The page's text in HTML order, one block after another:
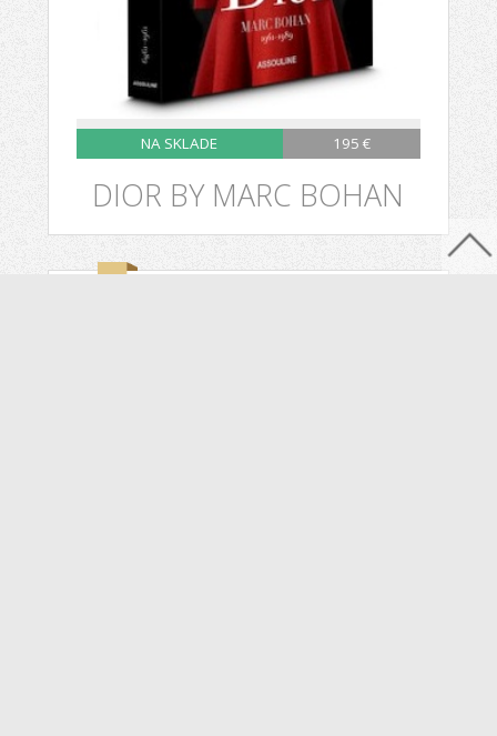
NA SKLADE 195 €
DIOR BY MARC BOHAN